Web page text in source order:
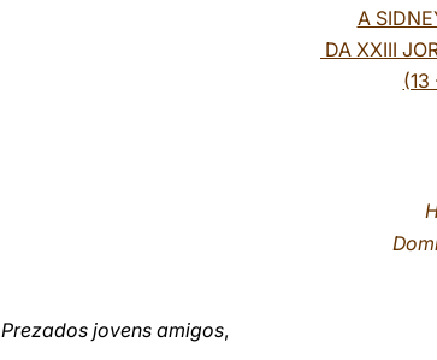
A
DA XXIII
(13
Prezados jovens amigos,